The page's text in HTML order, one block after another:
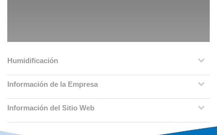
Humidificación
Información de la Empresa
Información del Sitio Web